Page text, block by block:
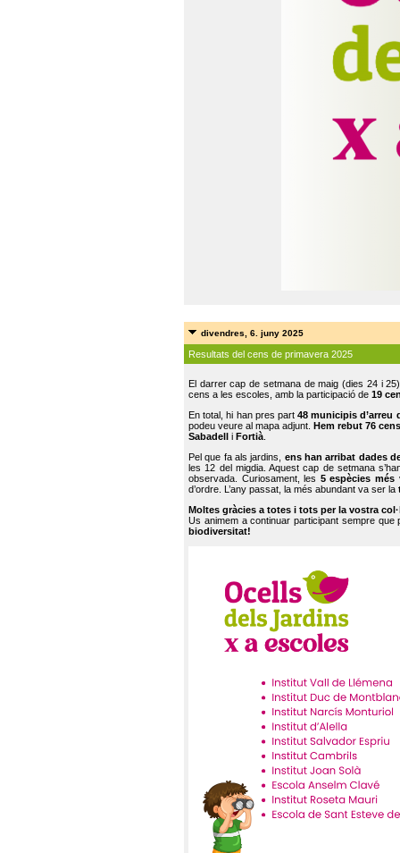
divendres, 6. juny 2025
Resultats del cens de primavera 2025
El darrer cap de setmana de maig (dies 24 i
cens a les escoles, amb la participació de 19
En total, hi han pres part48 municipis d’arreu
podeu veure al mapa adjunt. Hem rebut 76
Sabadell
i Fortià.
Pel que fa als jardins, ens han arribat dades
les 12 del migdia. Aquest cap de setmana
observada. Curiosament, les 5 espècies més
d’ordre. L’any passat, la més abundant va ser la
Moltes gràcies a totes i tots per la vostra
Us animem a continuar participant sempre que
biodiversitat!